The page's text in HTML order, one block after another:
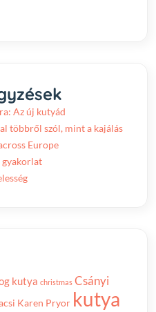
Az új kutyád
többről szól, mint a kajálás
Europe
gyakorlat
kutya christmas Csányi
Karen Pryor kutya